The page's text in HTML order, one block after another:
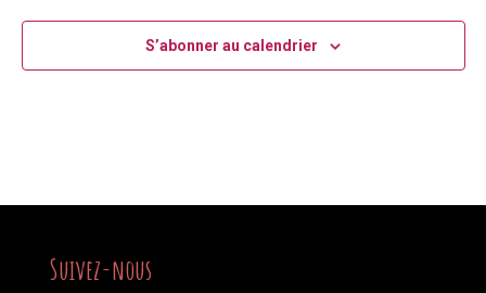
S’abonner au calendrier
Suivez-nous